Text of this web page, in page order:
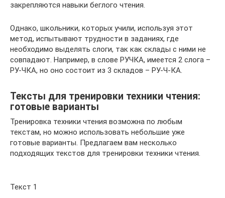
закрепляются навыки беглого чтения.
Однако, школьники, которых учили, используя этот
метод, испытывают трудности в заданиях, где
необходимо выделять слоги, так как склады с ними не
совпадают. Например, в слове РУЧКА, имеется 2 слога –
РУ-ЧКА, но оно состоит из 3 складов – РУ-Ч-КА.
Тексты для тренировки техники чтения:
готовые варианты
Тренировка техники чтения возможна по любым
текстам, но можно использовать небольшие уже
готовые варианты. Предлагаем вам несколько
подходящих текстов для тренировки техники чтения.
Текст 1